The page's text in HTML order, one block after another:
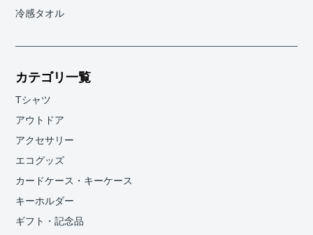
冷感タオル
カテゴリ一覧
Tシャツ
アウトドア
アクセサリー
エコグッズ
カードケース・キーケース
キーホルダー
ギフト・記念品